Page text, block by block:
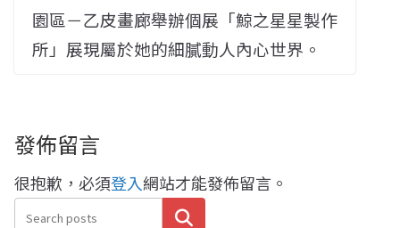
園區－乙皮畫廊舉辦個展「鯨之星星製作
所」 展現屬於她的細膩動人內心世界。
發佈留言
很抱歉，必須登入網站才能發佈留言。
搜尋